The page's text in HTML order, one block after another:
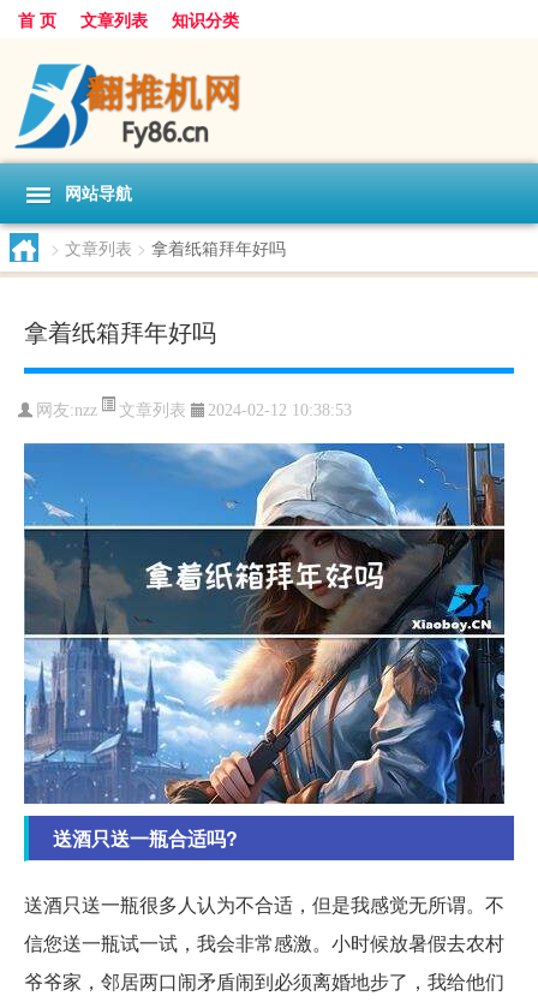
首 页 文章列表 知识分类
网站导航
> 文章列表 > 拿着纸箱拜年好吗
拿着纸箱拜年好吗
网友:nzz 文章列表 2024-02-12 10:38:53
送酒只送一瓶合适吗?
送酒只送一瓶很多人认为不合适，但是我感觉无所谓。不
信您送一瓶试一试，我会非常感激。小时候放暑假去农村
爷爷家，邻居两口闹矛盾闹到必须离婚地步了，我给他们